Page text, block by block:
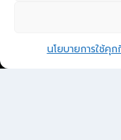
นโยบายการใช้คุก
© 2026 อง